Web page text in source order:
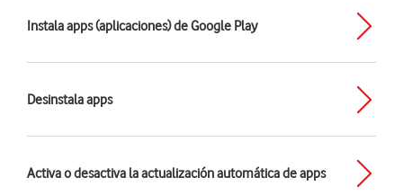
Instala apps (aplicaciones) de Google Play
Desinstala apps
Activa o desactiva la actualización automática de apps